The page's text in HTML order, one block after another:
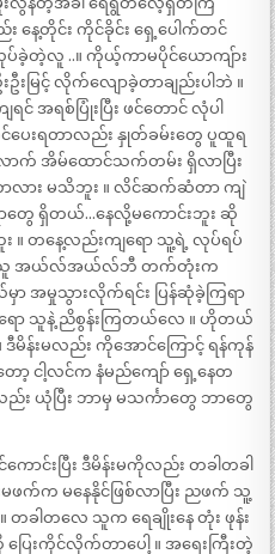
း နေ့တိုင်း ကိုင်ခိုင်း ရှေ့ပေါက်တင်
ခဲ့တဲ့လူ ..။ ကိုယ့်ကာမပိုင်ယောကျ်ား
းမြင့် လိုက်လျောခဲ့တာချည်းပါဘဲ ။
အရစ်ပြုံးပြီး ဖင်တောင် လုံပါ
ပေးရတာလည်း နှုတ်ခမ်းတွေ ပူထူရ
ာက် အိမ်ထောင်သက်တမ်း ရှိလာပြီး
ာလား မသိဘူး ။ လိင်ဆက်ဆံတာ ကျဲ
တွေ ရှိတယ်…နေလို့မကောင်းဘူး ဆို
။ တနေ့လည်းကျရော သူ့ရဲ့ လုပ်ရပ်
။ သူ အယ်လ်အယ်လ်ဘီ တက်တုံးက
ာ အမှုသွားလိုက်ရင်း ပြန်ဆုံခဲ့ကြရာ
ော သူနဲ့ ညိစွန်းကြတယ်လေ ။ ဟိုတယ်
မိန်းမလည်း ကိုအောင်ကြောင့် ရန်ကုန်
ော့ ငါ့လင်က နံမည်ကျော် ရှေ့နေတ
ယုံပြီး ဘာမှ မသင်္ကာတွေ ဘာတွေ
ာင်းပြီး ဒီမိန်းမကိုလည်း တခါတခါ
ဖက်က မနေနိုင်ဖြစ်လာပြီး ညဖက် သူ့
ါတလေ သူက ရေချိုးနေ တုံး ဖုန်း
ြေးကိုင်လိုက်တာပေါ့ ။ အရေးကြီးတဲ့